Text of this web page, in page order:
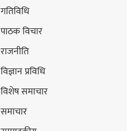
गतिविधि
पाठक विचार
राजनीति
विज्ञान प्रविधि
विशेष समाचार
समाचार